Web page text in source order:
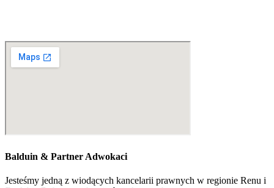
Balduin & Partner Adwokaci
Jesteśmy jedną z wiodących kancelarii prawnych w regionie Renu i